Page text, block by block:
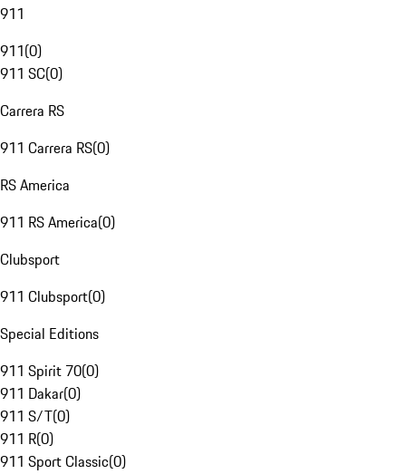
911
911(0)
911 SC(0)
Carrera RS
911 Carrera RS(0)
RS America
911 RS America(0)
Clubsport
911 Clubsport(0)
Special Editions
911 Spirit 70(0)
911 Dakar(0)
911 S/T(0)
911 R(0)
911 Sport Classic(0)